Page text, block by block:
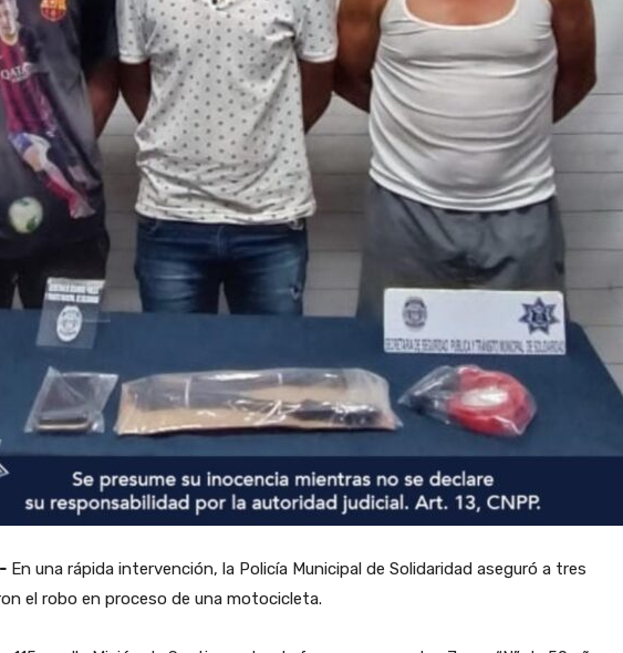
En una rápida intervención, la Policía Municipal de Solidaridad aseguró a tres
el robo en proceso de una motocicleta.